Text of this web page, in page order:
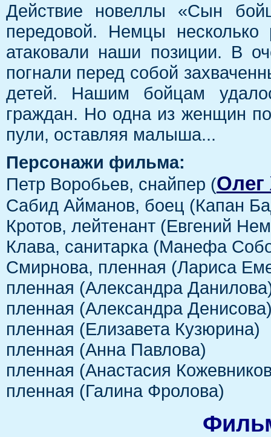
Действие новеллы «Сын
передовой. Немцы несколько
атаковали наши позиции. В
погнали перед собой
детей. Нашим бойцам
граждан. Но одна из женщин
пули, оставляя малыша...
Персонажи фильма:
Петр Воробьев, снайпер (Олег
Сабид Айманов, боец (Капан
Кротов, лейтенант (Евгений
Клава, санитарка (Манефа
Смирнова, пленная (Лариса
пленная (Александра
пленная (Александра
пленная (Елизавета Кузюрина)
пленная (Анна Павлова)
пленная (Анастасия
пленная (Галина Фролова)